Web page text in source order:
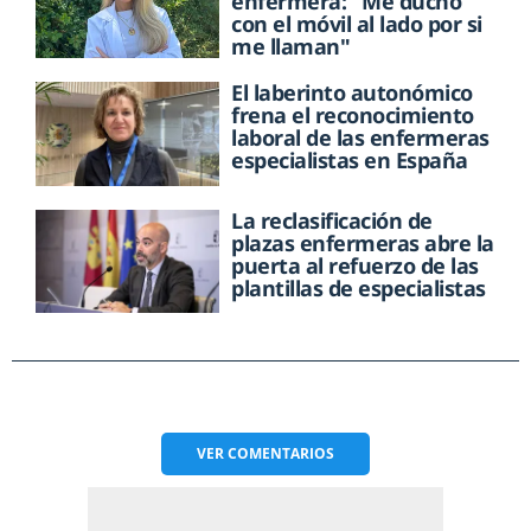
con el móvil al lado por si
me llaman"
El laberinto autonómico
frena el reconocimiento
laboral de las enfermeras
especialistas en España
La reclasificación de
plazas enfermeras abre la
puerta al refuerzo de las
plantillas de especialistas
VERCOMENTARIOS